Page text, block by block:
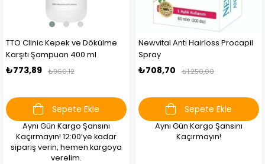
TTO Clinic Kepek ve Dökülme
Karşıtı Şampuan 400 ml
₺773,89 ₺960,12
Sepete Ekle
Aynı Gün Kargo Şansını
Kaçırmayın! 12:00’ye kadar
sipariş verin, hemen kargoya
verelim.
Newvital Anti Hairloss Procapil
Spray
₺708,70 ₺1.250,00
Sepete Ekle
Aynı Gün Kargo Şansını
Kaçırmayın!